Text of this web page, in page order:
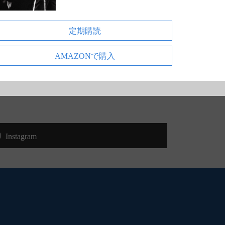
定期購読
AMAZONで購入
Instagram